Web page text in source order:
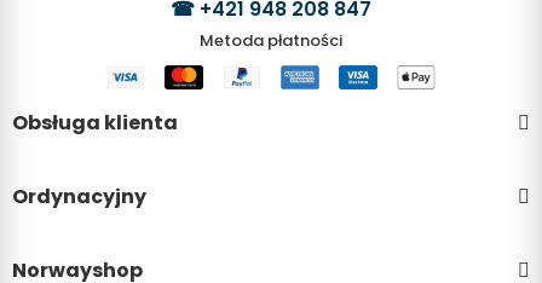
☎ +421 948 208 847
Metoda płatności
Obsługa klienta
Ordynacyjny
Norwayshop